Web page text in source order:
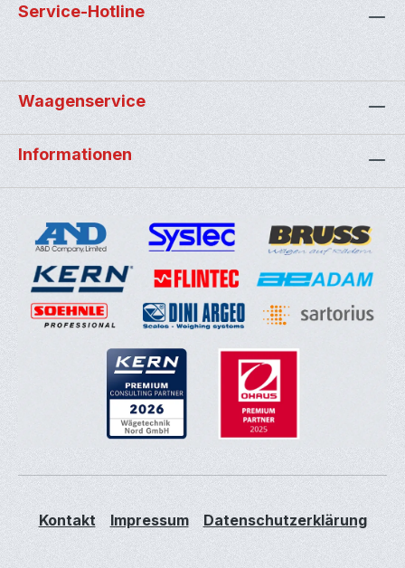
Service-Hotline
Waagenservice
Informationen
Kontakt Impressum Datenschutzerklärung